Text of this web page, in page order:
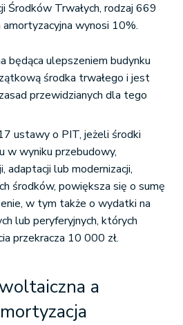
Środków Trwałych, rodzaj 669
wynosi 10%.
będąca ulepszeniem budynku
środka trwałego i jest
przewidzianych dla tego
ustawy o PIT, jeżeli środki
w wyniku przebudowy,
adaptacji lub modernizacji,
środków, powiększa się o sumę
w tym także o wydatki na
lub peryferyjnych, których
przekracza 10 000 zł.
a